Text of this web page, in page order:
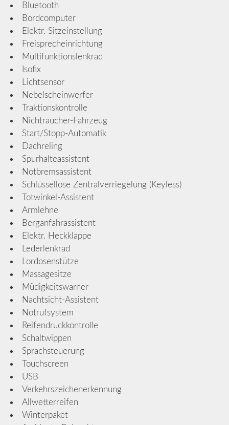
Bluetooth
Bordcomputer
Elektr. Sitzeinstellung
Freisprecheinrichtung
Multifunktionslenkrad
Isofix
Lichtsensor
Nebelscheinwerfer
Traktionskontrolle
Nichtraucher-Fahrzeug
Start/Stopp-Automatik
Dachreling
Spurhalteassistent
Notbremsassistent
Schlüssellose Zentralverriegelung (Keyless)
Totwinkel-Assistent
Armlehne
Berganfahrassistent
Elektr. Heckklappe
Lederlenkrad
Lordosenstütze
Massagesitze
Müdigkeitswarner
Nachtsicht-Assistent
Notrufsystem
Reifendruckkontrolle
Schaltwippen
Sprachsteuerung
Touchscreen
USB
Verkehrszeichenerkennung
Allwetterreifen
Winterpaket